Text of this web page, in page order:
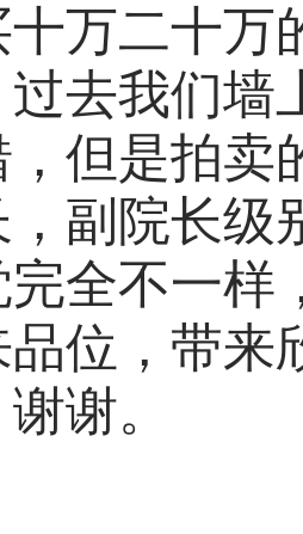
十万二十万
去我们墙
但是拍卖
副院长级
全不一样
位，带来
谢。